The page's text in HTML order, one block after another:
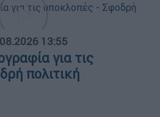
13:55
για τις
πολιτική